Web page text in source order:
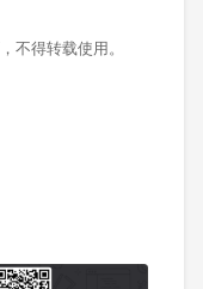
不得转载使用。